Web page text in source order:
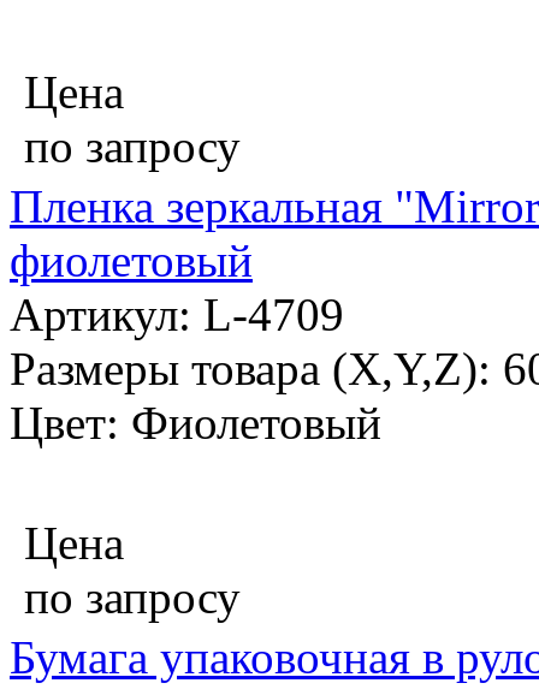
Цена
по запросу
Пленка зеркальная
фиолетовый
Артикул: L-4709
Размеры товара (X,Y,Z):
Цвет: Фиолетовый
Цена
по запросу
Бумага упаковочная в